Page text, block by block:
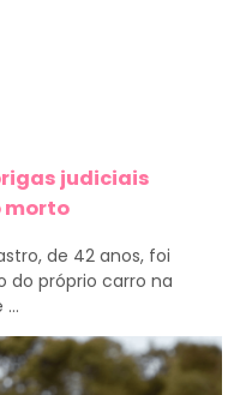
judiciais
morto
de 42 anos, foi
do próprio carro na